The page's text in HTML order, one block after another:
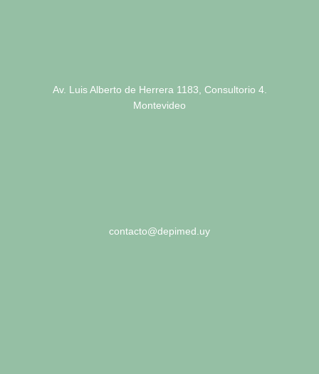
Av. Luis Alberto de Herrera 1183, Consultorio 4.
Montevideo
contacto@depimed.uy